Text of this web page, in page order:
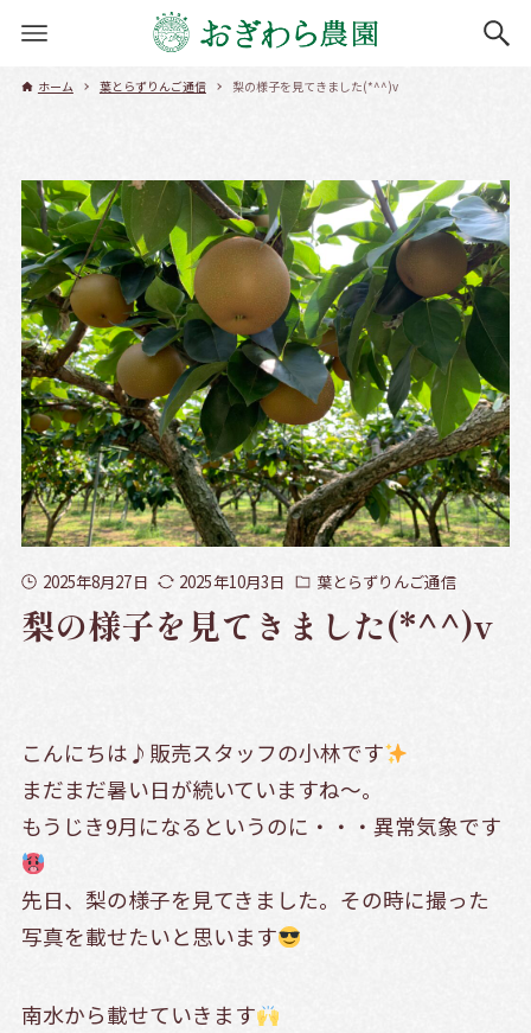
ホーム 葉とらずりんご通信 梨の様子を見てきました(*^^)v
2025年8月27日 2025年10月3日 葉とらずりんご通信
梨の様子を見てきました(*^^)v
こんにちは♪販売スタッフの小林です
まだまだ暑い日が続いていますね～。
もうじき9月になるというのに・・・異常気象です
先日、梨の様子を見てきました。その時に撮った
写真を載せたいと思います
南水から載せていきます